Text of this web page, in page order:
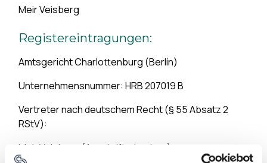
Meir Veisberg
Registereintragungen:
Amtsgericht Charlottenburg (Berlín)
Unternehmensnummer: HRB 207019 B
Vertreter nach deutschem Recht (§ 55 Absatz 2
RStV):
Meir Veisberg (Anschrift wie oben)